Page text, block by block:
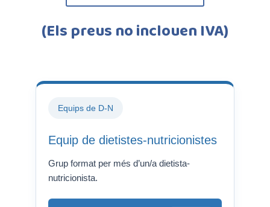
(Els preus no inclouen IVA)
Equips de D-N
Equip de dietistes-nutricionistes
Grup format per més d’un/a dietista-
nutricionista.